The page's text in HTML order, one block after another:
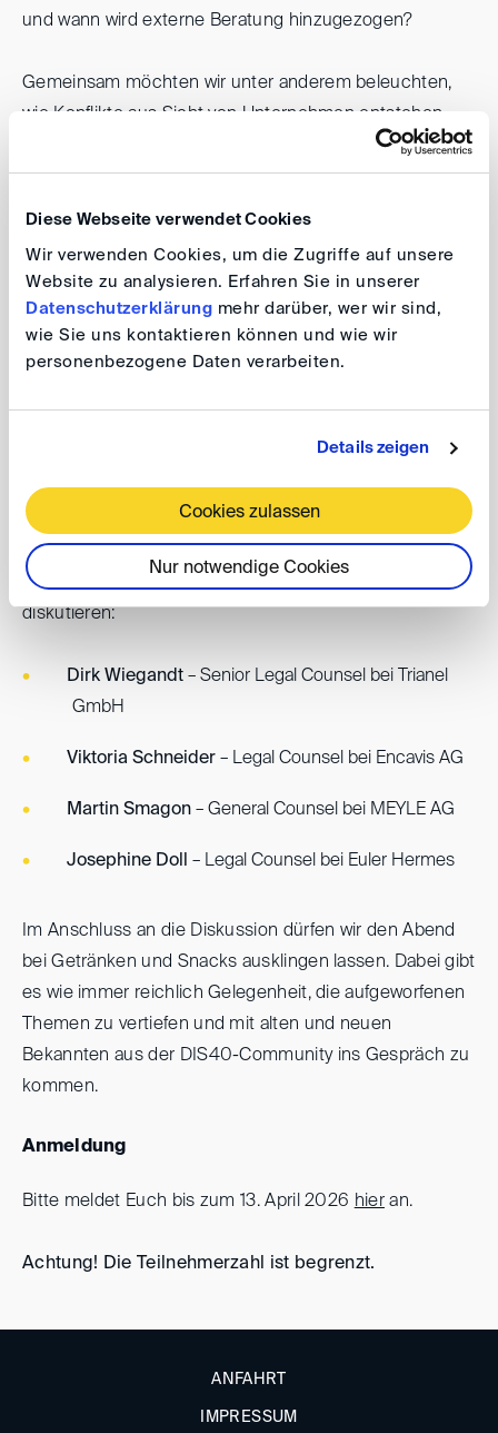
Diese Webseite verwendet Cookies
Wir verwenden Cookies, um die Zugriffe auf unsere
Website zu analysieren. Erfahren Sie in unserer
Datenschutzerklärung mehr darüber, wer wir sind,
wie Sie uns kontaktieren können und wie wir
personenbezogene Daten verarbeiten.
Details zeigen
Cookies zulassen
Nur notwendige Cookies
und wann wird externe Beratung hinzugezogen?
Gemeinsam möchten wir unter anderem beleuchten,
wie Konflikte aus Sicht von Unternehmen entstehen
und intern eingeordnet werden, wann externe Kanzleien
eingeschaltet werden – und was Unternehmen dann
DIS40 Nord goes Inhouse
Datum: Donnerstag, 16. April 2026, ab 19:00 Uhr
20354 Hamburg
Wir freuen uns sehr, hierzu mit folgenden Gästen zu
diskutieren:
Dirk Wiegandt – Senior Legal Counsel bei Trianel
GmbH
Viktoria Schneider – Legal Counsel bei Encavis AG
Martin Smagon – General Counsel bei MEYLE AG
Josephine Doll – Legal Counsel bei Euler Hermes
Im Anschluss an die Diskussion dürfen wir den Abend
bei Getränken und Snacks ausklingen lassen. Dabei gibt
es wie immer reichlich Gelegenheit, die aufgeworfenen
Themen zu vertiefen und mit alten und neuen
Bekannten aus der DIS40-Community ins Gespräch zu
kommen.
Anmeldung
Bitte meldet Euch bis zum 13. April 2026 hieran.
Achtung! Die Teilnehmerzahl ist begrenzt.
ANFAHRT
IMPRESSUM